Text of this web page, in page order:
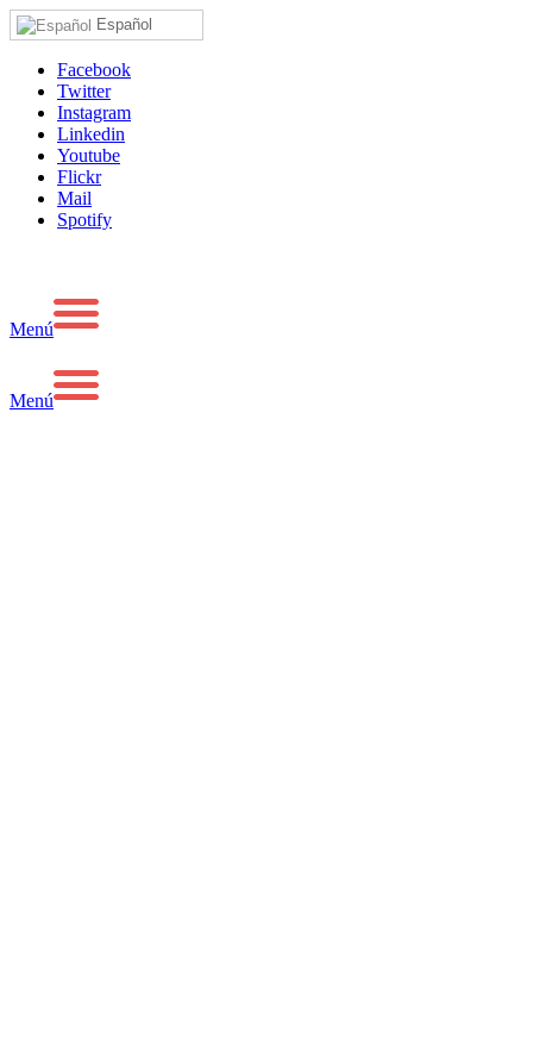
Español
Facebook
Twitter
Instagram
Linkedin
Youtube
Flickr
Mail
Spotify
Menú
Menú